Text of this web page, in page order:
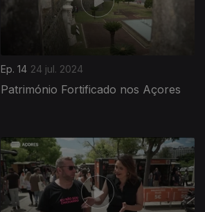
Ep. 14 24 jul. 2024
Património Fortificado nos Açores